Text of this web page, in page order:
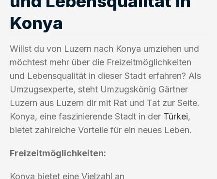
Konya
Willst du von Luzern nach Konya umziehen und
möchtest mehr über die Freizeitmöglichkeiten
und Lebensqualität in dieser Stadt erfahren? Als
Umzugsexperte, steht Umzugskönig Gärtner
Luzern aus Luzern dir mit Rat und Tat zur Seite.
Konya, eine faszinierende Stadt in der Türkei,
bietet zahlreiche Vorteile für ein neues Leben.
Freizeitmöglichkeiten:
Konya bietet eine Vielzahl an